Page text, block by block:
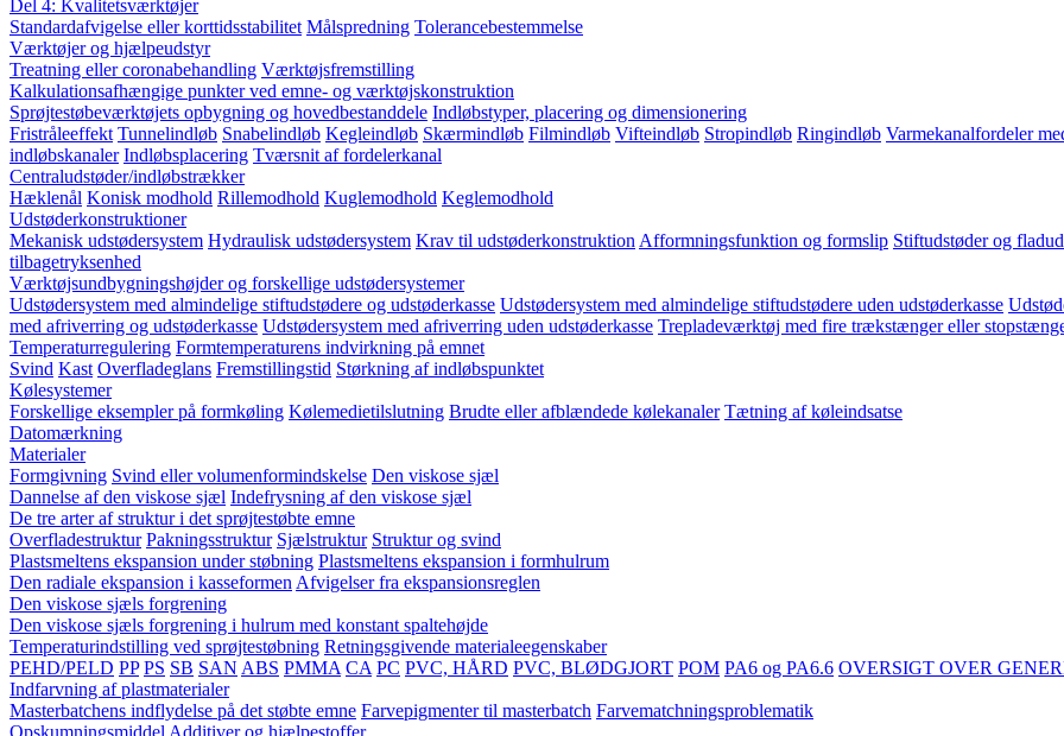
Del 4: Kvalitetsværktøjer
Standardafvigelse eller korttidsstabilitet Målspredning Tolerancebestemmelse
Værktøjer og hjælpeudstyr
Treatning eller coronabehandling Værktøjsfremstilling
Kalkulationsafhængige punkter ved emne- og værktøjskonstruktion
Sprøjtestøbeværktøjets opbygning og hovedbestanddele Indløbstyper, placering og dimensionering
Fristråleeffekt Tunnelindløb Snabelindløb Kegleindløb Skærmindløb Filmindløb Vifteindløb Stropindløb Ringindløb Varmekanalfordeler
indløbskanaler Indløbsplacering Tværsnit af fordelerkanal
Centraludstøder/indløbstrækker
Hæklenål Konisk modhold Rillemodhold Kuglemodhold Keglemodhold
Udstøderkonstruktioner
Mekanisk udstødersystem Hydraulisk udstødersystem Krav til udstøderkonstruktion Afformningsfunktion og formslip Stiftudstøder og
tilbagetryksenhed
Værktøjsundbygningshøjder og forskellige udstødersystemer
Udstødersystem med almindelige stiftudstødere og udstøderkasse Udstødersystem med almindelige stiftudstødere uden udstøderkasse
med afriverring og udstøderkasse Udstødersystem med afriverring uden udstøderkasse Trepladeværktøj med fire trækstænger eller
Temperaturregulering Formtemperaturens indvirkning på emnet
Svind Kast Overfladeglans Fremstillingstid Størkning af indløbspunktet
Kølesystemer
Forskellige eksempler på formkøling Kølemedietilslutning Brudte eller afblændede kølekanaler Tætning af køleindsatse
Datomærkning
Materialer
Formgivning Svind eller volumenformindskelse Den viskose sjæl
Dannelse af den viskose sjæl Indefrysning af den viskose sjæl
De tre arter af struktur i det sprøjtestøbte emne
Overfladestruktur Pakningsstruktur Sjælstruktur Struktur og svind
Plastsmeltens ekspansion under støbning Plastsmeltens ekspansion i formhulrum
Den radiale ekspansion i kasseformen Afvigelser fra ekspansionsreglen
Den viskose sjæls forgrening
Den viskose sjæls forgrening i hulrum med konstant spaltehøjde
Temperaturindstilling ved sprøjtestøbning Retningsgivende materialeegenskaber
PEHD/PELD PP PS SB SAN ABS PMMA CA PC PVC, HÅRD PVC, BLØDGJORT POM PA6 og PA6.6 OVERSIGT OVER
Indfarvning af plastmaterialer
Masterbatchens indflydelse på det støbte emne Farvepigmenter til masterbatch Farvematchningsproblematik
Opskumningsmiddel Additiver og hjælpestoffer